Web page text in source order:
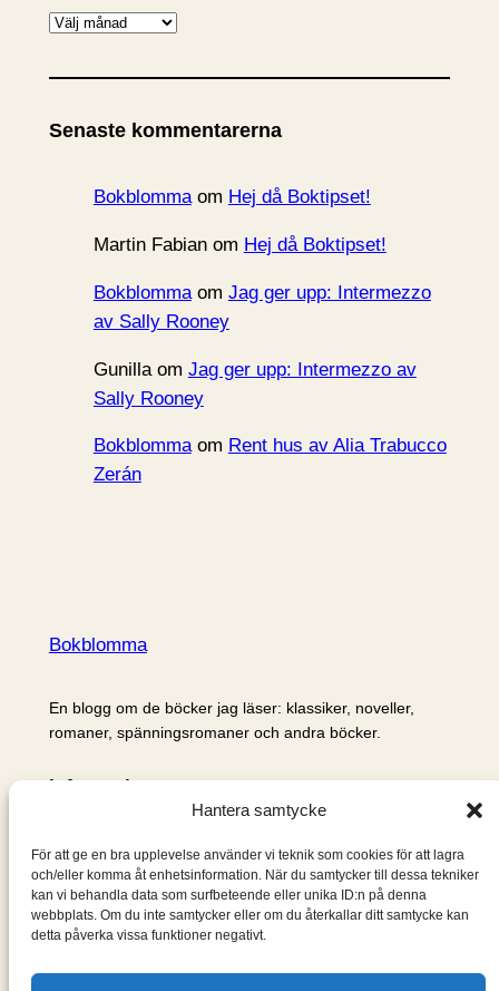
Hantera samtycke
För att ge en bra upplevelse använder vi teknik som cookies för att lagra
och/eller komma åt enhetsinformation. När du samtycker till dessa tekniker
kan vi behandla data som surfbeteende eller unika ID:n på denna
webbplats. Om du inte samtycker eller om du återkallar ditt samtycke kan
detta påverka vissa funktioner negativt.
A
k
v
Senaste kommentarerna
Bokblommaom Hej då Boktipset!
Martin Fabianom Hej då Boktipset!
Bokblommaom Jag ger upp: Intermezzo
av Sally Rooney
Gunillaom Jag ger upp: Intermezzo av
Sally Rooney
Bokblommaom Rent hus av Alia Trabucco
Zerán
Bokblomma
En blogg om de böcker jag läser: klassiker, noveller,
romaner, spänningsromaner och andra böcker.
Information
Om mig & om bloggen
S
ö
k